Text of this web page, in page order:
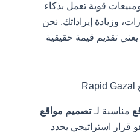
قوية تعمل بذكاء
وزيادة إيراداتك. نحن
تقديم قيمة حقيقية
مناسبة لـتصميم مواقع
استراتيجي يحدد